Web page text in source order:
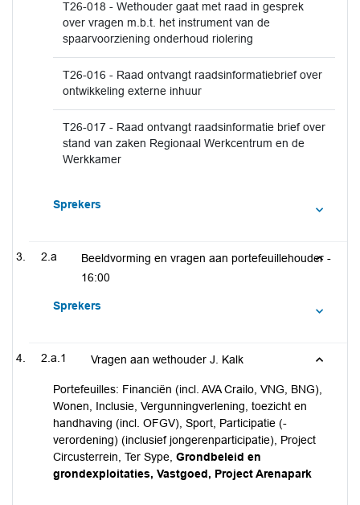
T26-018 - Wethouder gaat met raad in gesprek
over vragen m.b.t. het instrument van de
spaarvoorziening onderhoud riolering
T26-016 - Raad ontvangt raadsinformatiebrief over
ontwikkeling externe inhuur
T26-017 - Raad ontvangt raadsinformatie brief over
stand van zaken Regionaal Werkcentrum en de
Werkkamer
Sprekers
2.a
Beeldvorming en vragen aan portefeuillehouder -
16:00
Sprekers
2.a.1 Vragen aan wethouder J. Kalk
Portefeuilles: Financiën (incl. AVA Crailo, VNG, BNG),
Wonen, Inclusie, Vergunningverlening, toezicht en
handhaving (incl. OFGV), Sport, Participatie (-
verordening) (inclusief jongerenparticipatie), Project
Circusterrein, Ter Sype, Grondbeleid en
grondexploitaties, Vastgoed, Project Arenapark